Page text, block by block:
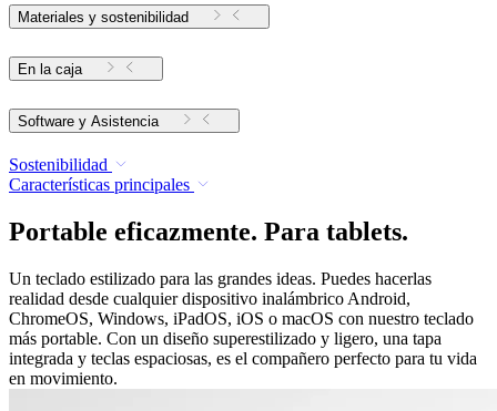
Materiales y sostenibilidad
En la caja
Software y Asistencia
Sostenibilidad
Características principales
Portable eficazmente. Para tablets.
Un teclado estilizado para las grandes ideas. Puedes hacerlas
realidad desde cualquier dispositivo inalámbrico Android,
ChromeOS, Windows, iPadOS, iOS o macOS con nuestro teclado
más portable. Con un diseño superestilizado y ligero, una tapa
integrada y teclas espaciosas, es el compañero perfecto para tu vida
en movimiento.